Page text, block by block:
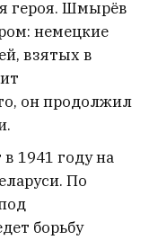
героя. Шмырёв
немецкие
взятых в
он продолжил
1941 году на
По
борьбу